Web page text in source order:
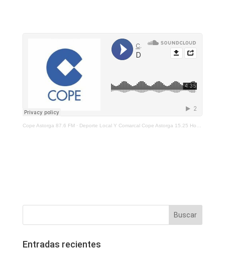
Cope Astorga 87.6 FM· Deporte Local Y Comarcal Cope Astorga 15.25 Horas 10 De Diciembre De 2021
Entradas recientes